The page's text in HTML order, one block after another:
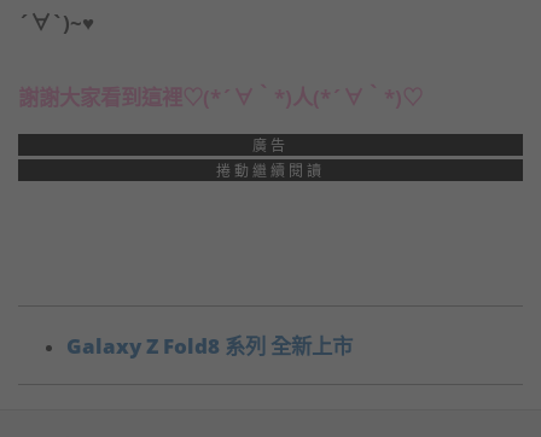
´∀`)~♥
謝謝大家看到這裡♡(*´∀｀*)人(*´∀｀*)♡
廣告
捲動繼續閱讀
Galaxy Z Fold8 系列 全新上市